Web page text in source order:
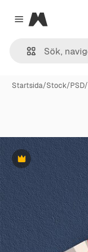
Close menu
Magnific
Startsida/Stock/PSD/
Premie